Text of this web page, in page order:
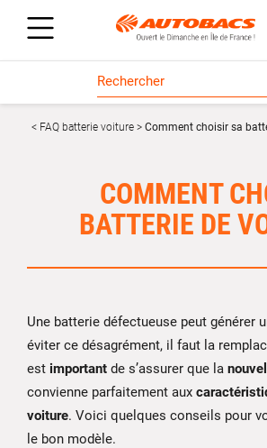
FAQ batterie voiture Comment choisir sa
COMMENT
BATTERIE DE
Une batterie défectueuse peut générer
éviter ce désagrément, il faut la
est important de s’assurer que la
convienne parfaitement aux
voiture. Voici quelques conseils pour
le bon modèle.